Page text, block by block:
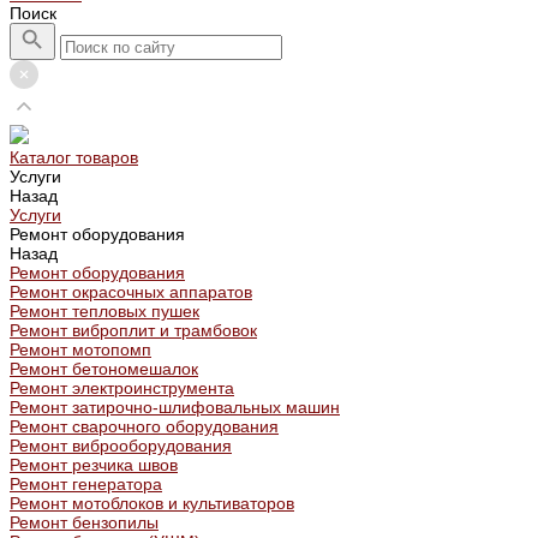
Поиск
Каталог товаров
Услуги
Назад
Услуги
Ремонт оборудования
Назад
Ремонт оборудования
Ремонт окрасочных аппаратов
Ремонт тепловых пушек
Ремонт виброплит и трамбовок
Ремонт мотопомп
Ремонт бетономешалок
Ремонт электроинструмента
Ремонт затирочно-шлифовальных машин
Ремонт сварочного оборудования
Ремонт виброоборудования
Ремонт резчика швов
Ремонт генератора
Ремонт мотоблоков и культиваторов
Ремонт бензопилы